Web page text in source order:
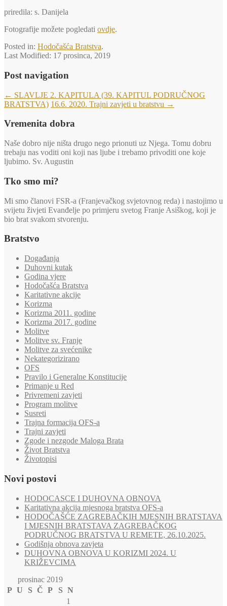
priredila: s. Danijela
Fotografije možete pogledati ovdje.
Posted in: Hodočašća Bratstva.
Last Modified: 17 prosinca, 2019
Post navigation
← SLAVLJE 2. KAPITULA (39. KAPITUL PODRUČNOG
BRATSTVA) 16.6. 2020. Trajni zavjeti u bratstvu →
Vremenita dobra
Naše dobro nije ništa drugo nego prionuti uz Njega. Tomu dobru
trebaju nas voditi oni koji nas ljube i trebamo privoditi one koje
ljubimo. Sv. Augustin
Tko smo mi?
Mi smo članovi FSR-a (Franjevačkog svjetovnog reda) i nastojimo u
svijetu živjeti Evanđelje po primjeru svetog Franje Asiškog, koji je
bio brat svakom stvorenju.
Bratstvo
Događanja
Duhovni kutak
Godina vjere
Hodočašća Bratstva
Karitativne akcije
Korizma
Korizma 2011. godine
Korizma 2017. godine
Molitve
Molitve sv. Franje
Molitve za svećenike
Nekategorizirano
OFS
Pravilo i Generalne Konstitucije
Primanje u Red
Privremeni zavjeti
Program molitve
Susreti
Trajna formacija OFS-a
Trajni zavjeti
Zgode i nezgode Maloga Brata
Život Bratstva
Životopisi
Novi postovi
HODOCASCE I DUHOVNA OBNOVA
Karitativna akcija mjesnoga bratstva OFS-a
HODOČAŠĆE ZAGREBAČKIH MJESNIH BRATSTAVA
I MJESNIH BRATSTAVA ZAGREBAČKOG
PODRUČNOG BRATSTVA U REMETE, 26.10.2025.
Godišnja obnova zavjeta
DUHOVNA OBNOVA U KORIZMI 2024. U
KRIŽEVCIMA
prosinac 2019
P U S Č P S N
1